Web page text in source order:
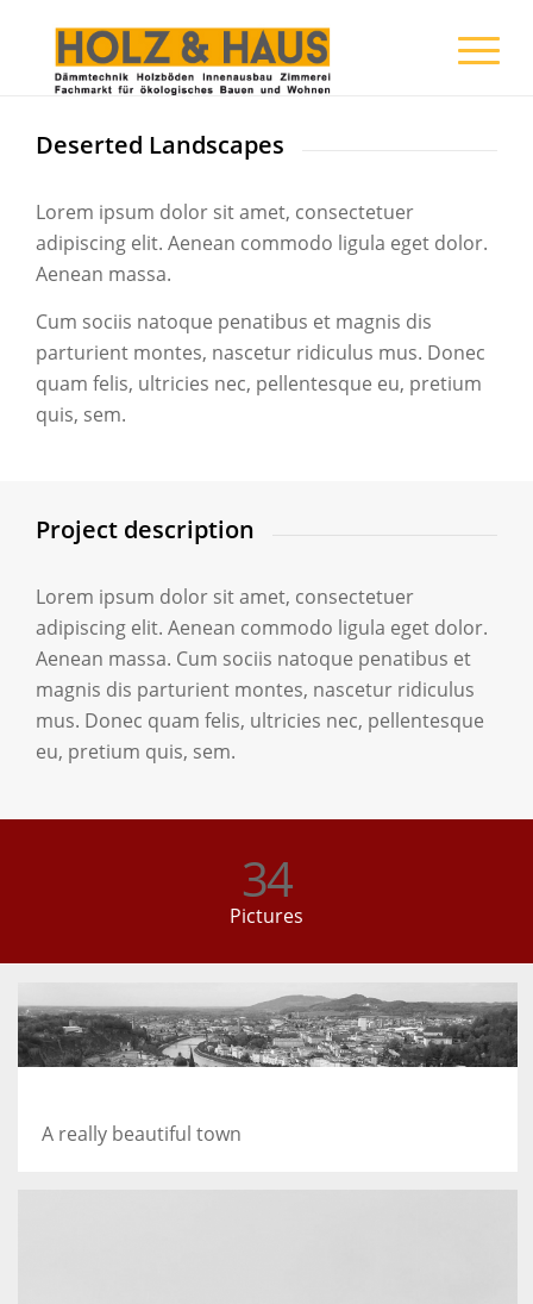
Deserted Landscapes
Lorem ipsum dolor sit amet, consectetuer
adipiscing elit. Aenean commodo ligula eget dolor.
Aenean massa.
Cum sociis natoque penatibus et magnis dis
parturient montes, nascetur ridiculus mus. Donec
quam felis, ultricies nec, pellentesque eu, pretium
quis, sem.
Project description
Lorem ipsum dolor sit amet, consectetuer
adipiscing elit. Aenean commodo ligula eget dolor.
Aenean massa. Cum sociis natoque penatibus et
magnis dis parturient montes, nascetur ridiculus
mus. Donec quam felis, ultricies nec, pellentesque
eu, pretium quis, sem.
34
Pictures
A really beautiful town